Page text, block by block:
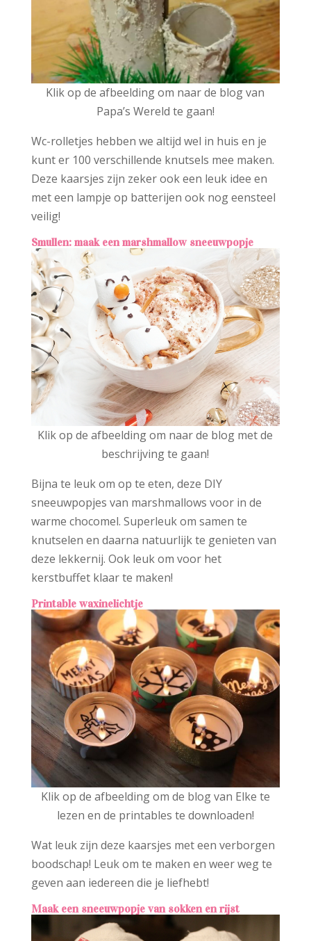
Klik op de afbeelding om naar de blog van
Papa’s Wereld te gaan!
Wc-rolletjes hebben we altijd wel in huis en je
kunt er 100 verschillende knutsels mee maken.
Deze kaarsjes zijn zeker ook een leuk idee en
met een lampje op batterijen ook nog eensteel
veilig!
Smullen: maak een marshmallow sneeuwpopje
Klik op de afbeelding om naar de blog met de
beschrijving te gaan!
Bijna te leuk om op te eten, deze DIY
sneeuwpopjes van marshmallows voor in de
warme chocomel. Superleuk om samen te
knutselen en daarna natuurlijk te genieten van
deze lekkernij. Ook leuk om voor het
kerstbuffet klaar te maken!
Printable waxinelichtje
Klik op de afbeelding om de blog van Elke te
lezen en de printables te downloaden!
Wat leuk zijn deze kaarsjes met een verborgen
boodschap! Leuk om te maken en weer weg te
geven aan iedereen die je liefhebt!
Maak een sneeuwpopje van sokken en rijst